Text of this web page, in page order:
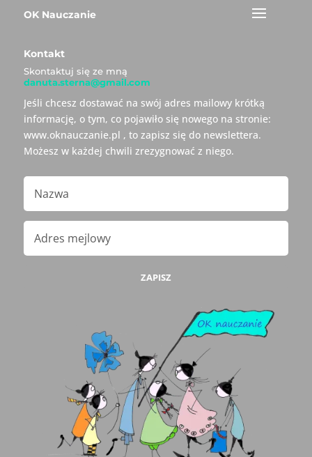
OK Nauczanie
Kontakt
Skontaktuj się ze mną
danuta.sterna@gmail.com
Jeśli chcesz dostawać na swój adres mailowy krótką
informację, o tym, co pojawiło się nowego na stronie:
www.oknauczanie.pl , to zapisz się do newslettera.
Możesz w każdej chwili zrezygnować z niego.
ZAPISZ